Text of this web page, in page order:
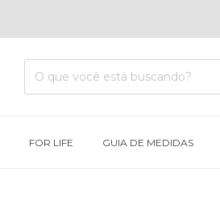
FOR LIFE GUIA DE MEDIDAS